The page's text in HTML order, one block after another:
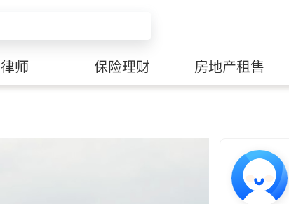
律师 保险理财 房地产租售